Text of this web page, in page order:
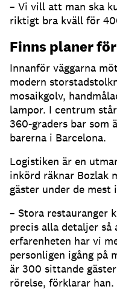
– Vi vill att man ska
riktigt bra kväll för
Finns planer
Innanför väggarna
modern
mosaikgolv,
lampor. I centrum
360-graders bar som
barerna i Barcelona.
Logistiken är en
inkörd räknar Bozlak
gäster under de mest
– Stora restauranger
precis alla detaljer så
erfarenheten har vi
personligen igång på
är 300 sittande
rörelse, förklarar han.